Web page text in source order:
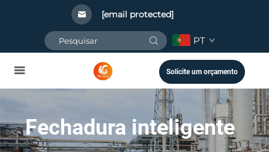
[email protected]
PT
Solicite um orçamento
Fechadura inteligente